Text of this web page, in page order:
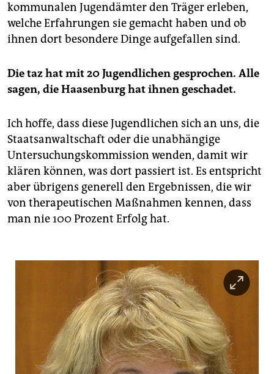
kommunalen Jugendämter den Träger erleben,
welche Erfahrungen sie gemacht haben und ob
ihnen dort besondere Dinge aufgefallen sind.
Die taz hat mit 20 Jugendlichen gesprochen. Alle
sagen, die Haasenburg hat ihnen geschadet.
Ich hoffe, dass diese Jugendlichen sich an uns, die
Staatsanwaltschaft oder die unabhängige
Untersuchungskommission wenden, damit wir
klären können, was dort passiert ist. Es entspricht
aber übrigens generell den Ergebnissen, die wir
von therapeutischen Maßnahmen kennen, dass
man nie 100 Prozent Erfolg hat.